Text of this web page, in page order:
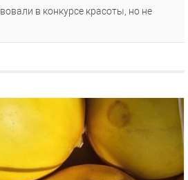
в конкурсе красоты, но не